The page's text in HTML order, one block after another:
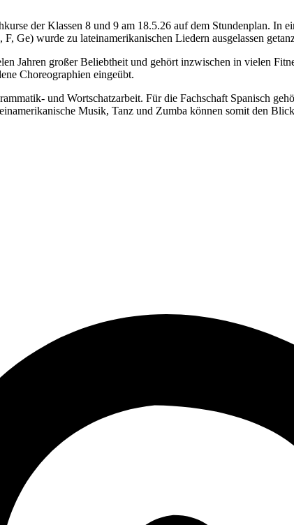
der Klassen 8 und 9 am 18.5.26 auf dem Stundenplan. In
Ge) wurde zu lateinamerikanischen Liedern ausgelassen
Jahren großer Beliebtheit und gehört inzwischen in vielen
Choreographien eingeübt.
und Wortschatzarbeit. Für die Fachschaft Spanisch
Musik, Tanz und Zumba können somit den